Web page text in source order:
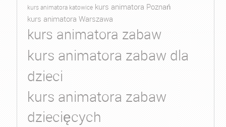
kurs animatora katowice kurs animatora Poznań
kurs animatora Warszawa
kurs animatora zabaw
kurs animatora zabaw dla
dzieci
kurs animatora zabaw
dziecięcych